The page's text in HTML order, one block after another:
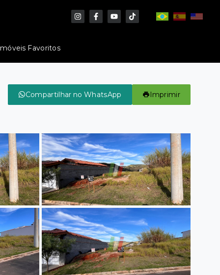
Favoritos
Compartilhar no WhatsApp Imprimir